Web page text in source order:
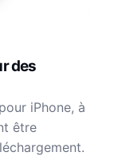
des
iPhone, à
être